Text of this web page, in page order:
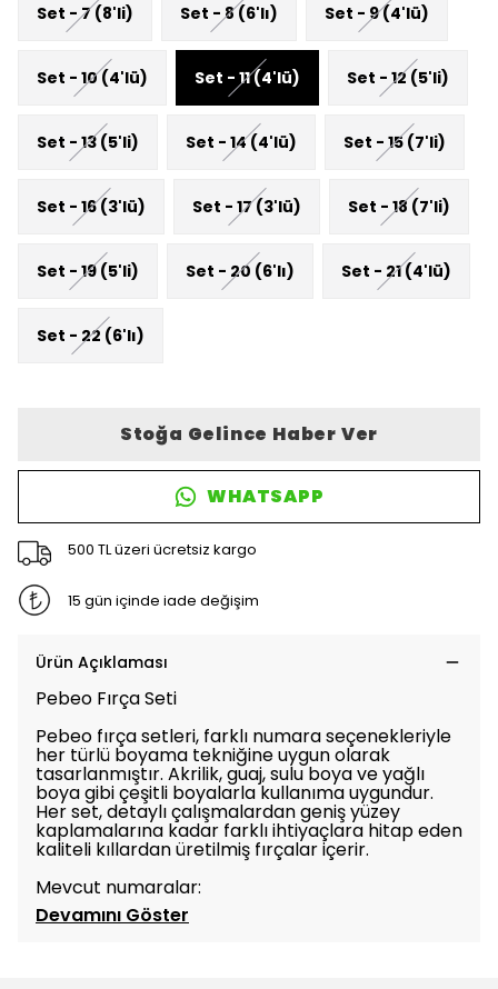
Set - 7 (8'li) Set - 8 (6'lı) Set - 9 (4'lü)
Set - 10 (4'lü) Set - 11 (4'lü) Set - 12 (5'li)
Set - 13 (5'li) Set - 14 (4'lü) Set - 15 (7'li)
Set - 16 (3'lü) Set - 17 (3'lü) Set - 18 (7'li)
Set - 19 (5'li) Set - 20 (6'lı) Set - 21 (4'lü)
Set - 22 (6'lı)
Stoğa Gelince Haber Ver
WHATSAPP
500 TL üzeri ücretsiz kargo
15 gün içinde iade değişim
Ürün Açıklaması
Pebeo Fırça Seti
Pebeo fırça setleri, farklı numara seçenekleriyle
her türlü boyama tekniğine uygun olarak
tasarlanmıştır. Akrilik, guaj, sulu boya ve yağlı
boya gibi çeşitli boyalarla kullanıma uygundur.
Her set, detaylı çalışmalardan geniş yüzey
kaplamalarına kadar farklı ihtiyaçlara hitap eden
kaliteli kıllardan üretilmiş fırçalar içerir.
Mevcut numaralar:
Devamını Göster